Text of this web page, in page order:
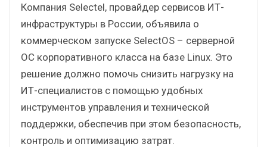
Компания Selectel, провайдер сервисов ИТ-
инфраструктуры в России, объявила о
коммерческом запуске SelectOS – серверной
ОС корпоративного класса на базе Linux. Это
решение должно помочь снизить нагрузку на
ИТ-специалистов с помощью удобных
инструментов управления и технической
поддержки, обеспечив при этом безопасность,
контроль и оптимизацию затрат.